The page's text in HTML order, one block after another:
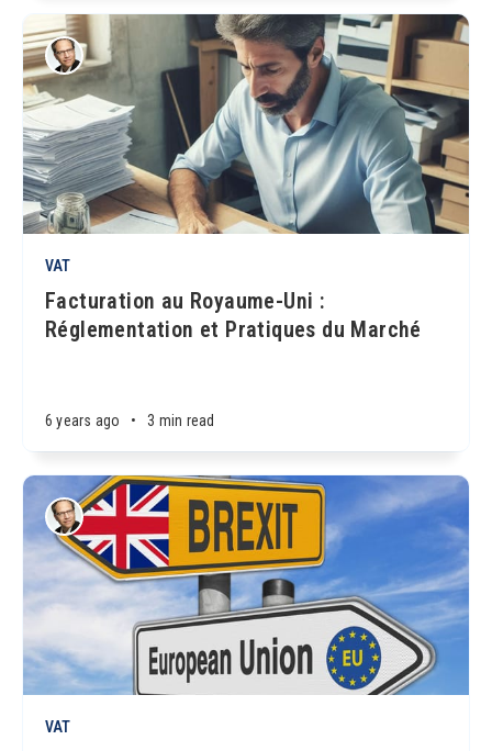
VAT
Facturation au Royaume-Uni :
Réglementation et Pratiques du Marché
6 years ago • 3 min read
VAT